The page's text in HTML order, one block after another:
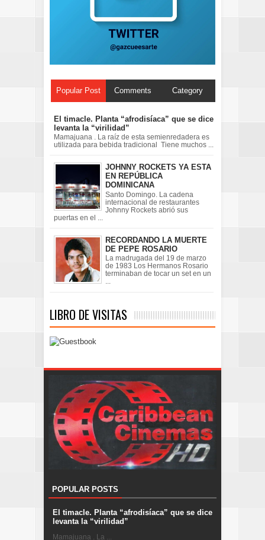
Popular Post Comments Category
El timacle. Planta “afrodisíaca” que se dice
levanta la “virilidad”
Mamajuana . La raíz de esta semienredadera es
utilizada para bebida tradicional Tiene muchos ...
JOHNNY ROCKETS YA ESTA
EN REPÚBLICA
DOMINICANA
Santo Domingo. La cadena
internacional de restaurantes
Johnny Rockets abrió sus
puertas en el ...
RECORDANDO LA MUERTE
DE PEPE ROSARIO
La madrugada del 19 de marzo
de 1983 Los Hermanos Rosario
terminaban de tocar un set en un
...
LIBRO DE VISITAS
POPULAR POSTS
El timacle. Planta “afrodisíaca” que se dice
levanta la “virilidad”
Mamajuana . La ...